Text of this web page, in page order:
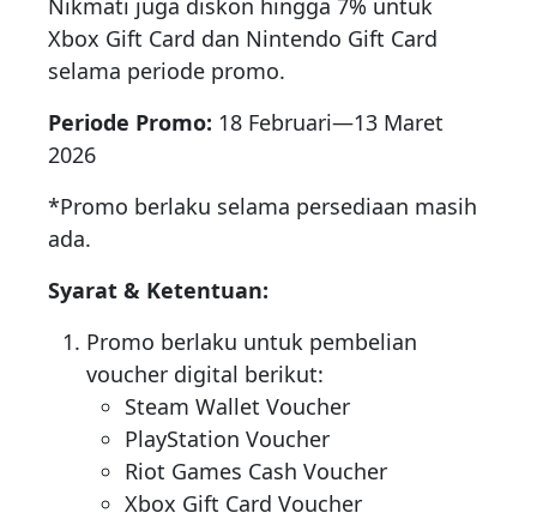
Nikmati juga diskon hingga 7% untuk
Xbox Gift Card dan Nintendo Gift Card
selama periode promo.
Periode Promo: 18 Februari—13 Maret
2026
*Promo berlaku selama persediaan masih
ada.
Syarat & Ketentuan:
Promo berlaku untuk pembelian
voucher digital berikut:
Steam Wallet Voucher
PlayStation Voucher
Riot Games Cash Voucher
Xbox Gift Card Voucher